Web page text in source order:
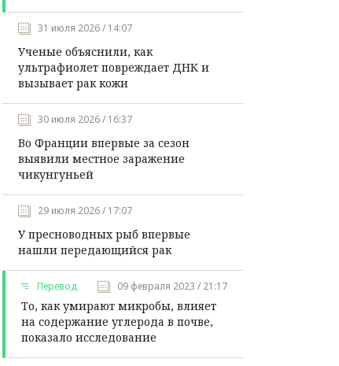
31 июля 2026 / 14:07
Ученые объяснили, как
ультрафиолет повреждает ДНК и
вызывает рак кожи
30 июля 2026 / 16:37
Во Франции впервые за сезон
выявили местное заражение
чикунгуньей
29 июля 2026 / 17:07
У пресноводных рыб впервые
нашли передающийся рак
Перевод 09 февраля 2023 / 21:17
То, как умирают микробы, влияет
на содержание углерода в почве,
показало исследование